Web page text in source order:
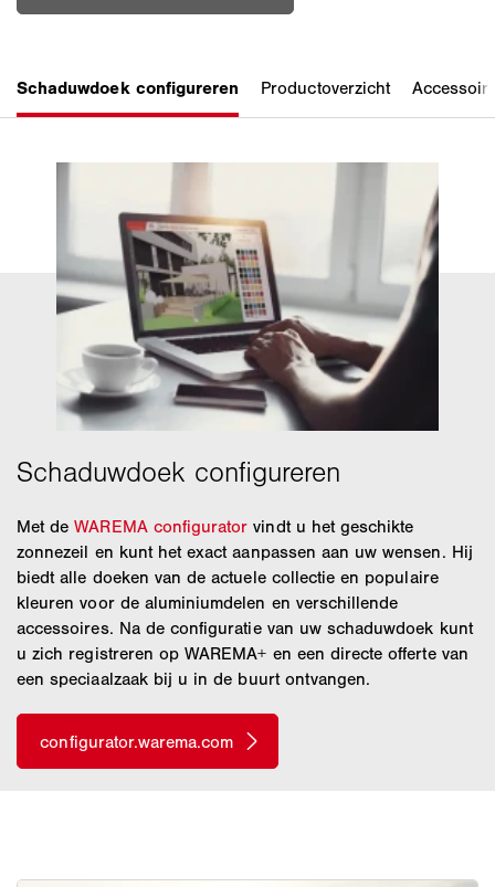
Met deWAREMA configurator vindt u het geschikte
zonnezeil en kunt het exact aanpassen aan uw wensen. Hij
biedt alle doeken van de actuele collectie en populaire
kleuren voor de aluminiumdelen en verschillende
accessoires. Na de configuratie van uw schaduwdoek kunt
u zich registreren op WAREMA+ en een directe offerte van
een speciaalzaak bij u in de buurt ontvangen.